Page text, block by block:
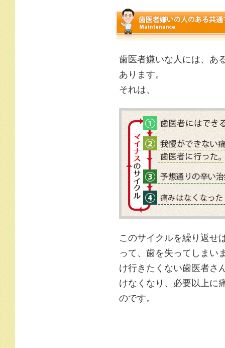
歯医者嫌いな人には、あ
あります。
それは、
このサイクルを繰り返せ
って、歯を失ってしまい
け行きたくない歯医者さ
けなくなり、必要以上に
のです。